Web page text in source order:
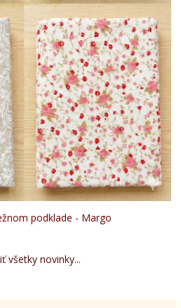
podklade - Margo
všetky novinky...